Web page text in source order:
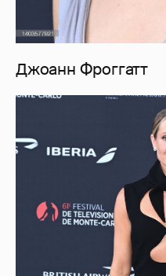
Джоанн Фроггатт